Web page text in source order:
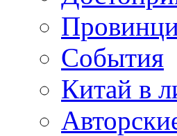
События
Китай в